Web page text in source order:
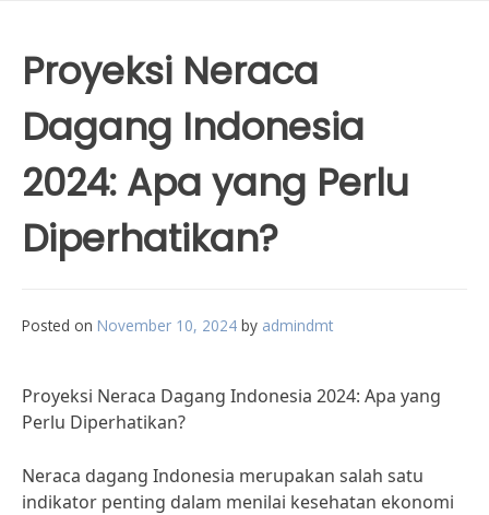
Proyeksi Neraca
Dagang Indonesia
2024: Apa yang Perlu
Diperhatikan?
Posted on November 10, 2024 by admindmt
Proyeksi Neraca Dagang Indonesia 2024: Apa yang
Perlu Diperhatikan?
Neraca dagang Indonesia merupakan salah satu
indikator penting dalam menilai kesehatan ekonomi